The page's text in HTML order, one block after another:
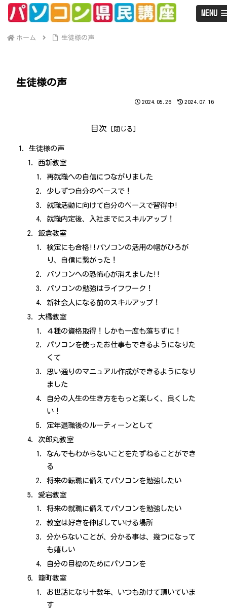
MENU
ホーム 生徒様の声
生徒様の声
2024.05.26 2024.07.16
目次
生徒様の声
西新教室
再就職への自信につながりました
少しずつ自分のペースで！
就職活動に向けて自分のペースで習得中!
就職内定後、入社までにスキルアップ！
飯倉教室
検定にも合格!!パソコンの活用の幅がひろが
り、自信に繋がった！
パソコンへの恐怖心が消えました!!
パソコンの勉強はライフワーク！
新社会人になる前のスキルアップ！
大橋教室
４種の資格取得！しかも一度も落ちずに！
パソコンを使ったお仕事もできるようになりた
くて
思い通りのマニュアル作成ができるようになり
ました
自分の人生の生き方をもっと楽しく、良くした
い！
定年退職後のルーティーンとして
次郎丸教室
なんでもわからないことをたずねることができ
る
将来の転職に備えてパソコンを勉強したい
愛宕教室
将来の就職に備えてパソコンを勉強したい
教室は好きを伸ばしていける場所
分からないことが、分かる事は、幾つになって
も嬉しい
自分の目標のためにパソコンを
籠町教室
お世話になり十数年、いつも助けて頂いていま
す